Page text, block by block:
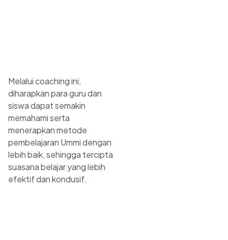
Melalui coaching ini,
diharapkan para guru dan
siswa dapat semakin
memahami serta
menerapkan metode
pembelajaran Ummi dengan
lebih baik, sehingga tercipta
suasana belajar yang lebih
efektif dan kondusif.